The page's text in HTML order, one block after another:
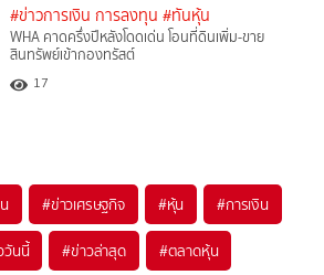
#ข่าวการเงิน การลงทุน #ทันหุ้น
WHA คาดครึ่งปีหลังโดดเด่น โอนที่ดินเพิ่ม-ขาย
สินทรัพย์เข้ากองทรัสต์
17
#ข่าวเศรษฐกิจ #หุ้น #การเงิน
วันนี้ #ข่าวล่าสุด #ตลาดหุ้น